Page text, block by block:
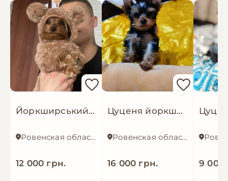
Йоркширський тер'єр
Ровенская область
12 000 грн.
Цуценя йоркширський терьєр
Ровенская область
16 000 грн. 9 000